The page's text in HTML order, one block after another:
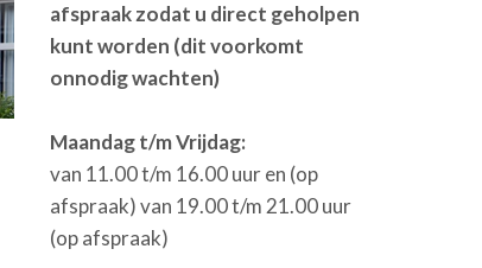
afspraak zodat u direct geholpen
kunt worden (dit voorkomt
onnodig wachten)
Maandag t/m Vrijdag:
van 11.00 t/m 16.00 uur en (op
afspraak) van 19.00 t/m 21.00 uur
(op afspraak)